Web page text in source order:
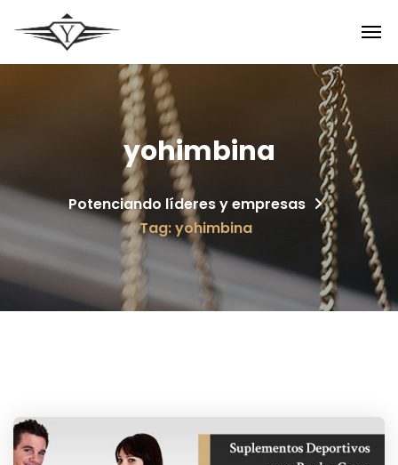
yohimbina
Potenciando líderes y empresas
Tag: yohimbina